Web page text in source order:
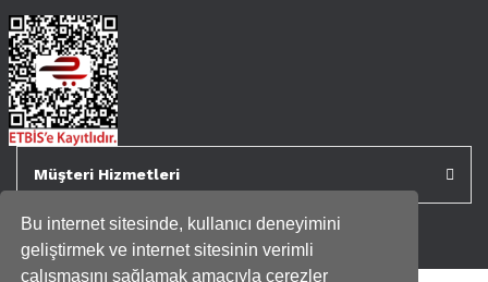
Bu internet sitesinde, kullanıcı deneyimini
geliştirmek ve internet sitesinin verimli
çalışmasını sağlamak amacıyla çerezler
Müşteri Hizmetleri